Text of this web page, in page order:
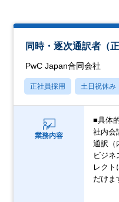
同時・逐次通訳者（
PwC Japan合同会社
正社員採用 土日祝休み
業務内容
■具体
社内会
通訳（
ビジネ
レクト
だけま